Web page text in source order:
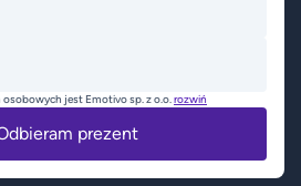
jest Emotivo sp. z o.o.rozwiń
prezent